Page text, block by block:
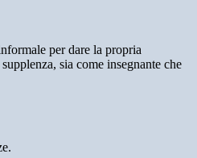
per dare la propria
sia come insegnante che